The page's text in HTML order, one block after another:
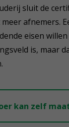
sluit de
afnemers.
eisen
is, maar
kan zelf